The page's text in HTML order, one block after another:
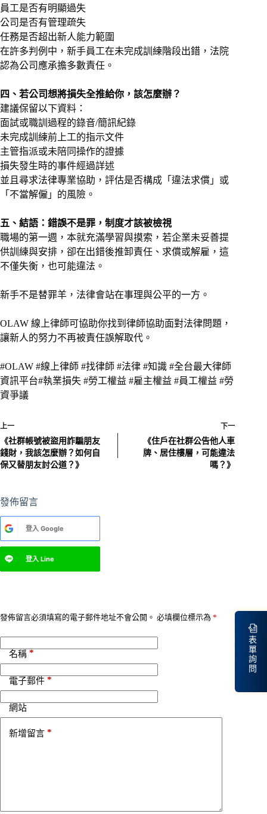
表
單
詢
問
員工是否有明顯過失
公司是否有管理疏失
任務是否超出新人能力範圍
在許多判例中，新手員工在未完成訓練階段出錯，法院
認為公司應承擔多數責任。
四、若公司想將損失全推給你，該怎麼辦？
建議保留以下資料：
面試或職訓過程的錄音/簡訊紀錄
未完成訓練前上工的指示文件
主管指派或未陪同操作的證據
損失發生時的事件經過詳述
並且尋求法律專業協助，評估是否構成「違法求償」或
「不當解僱」的風險。
五、結語：錯誤不是罪，制度才該被檢視
職場的第一週，本就充滿學習與摸索，若企業未妥善提
供訓練與安排，卻在出錯後推卸責任、求償或解雇，這
不僅失衡，也可能違法。
新手不是替罪羊，法律會站在事理與公平的一方。
OLAW 線上律師可協助你找到律師協助面對法律問題，
讓新人的努力不再被責任誤解取代。
#OLAW #線上律師 #找律師 #法律 #知識 #全台最大律師
資訊平台#執業損失 #勞工權益 #雇主權益 #員工權益 #勞
資爭議
上一
《社群帳號被盜用詐騙朋友
錢財，我該怎麼辦？如何自
保又替朋友討公道？》
下一
《住戶在社群公告他人車
牌、居住樓層，可能違法
嗎？》
發佈留言
登入 Google
登入 Line
發佈留言必須填寫的電子郵件地址不會公開。 必填欄位標示為 *
名稱 *
電子郵件 *
網站
新增留言 *
A
t
n
v
: